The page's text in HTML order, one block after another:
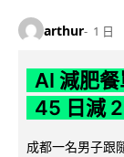
arthur 1 日
AI 減肥
45 日減
成都一名男子跟